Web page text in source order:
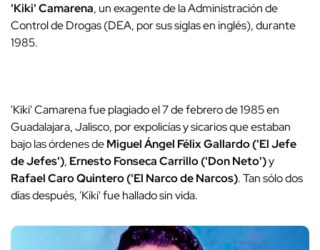
'Kiki' Camarena, un exagente de la Administración de
Control de Drogas (DEA, por sus siglas en inglés), durante
1985.
'Kiki' Camarena fue plagiado el 7 de febrero de 1985 en
Guadalajara, Jalisco, por expolicías y sicarios que estaban
bajo las órdenes deMiguel Ángel Félix Gallardo ('El Jefe
de Jefes'), Ernesto Fonseca Carrillo ('Don Neto')y
Rafael Caro Quintero ('El Narco de Narcos). Tan sólo dos
días después, 'Kiki' fue hallado sin vida.